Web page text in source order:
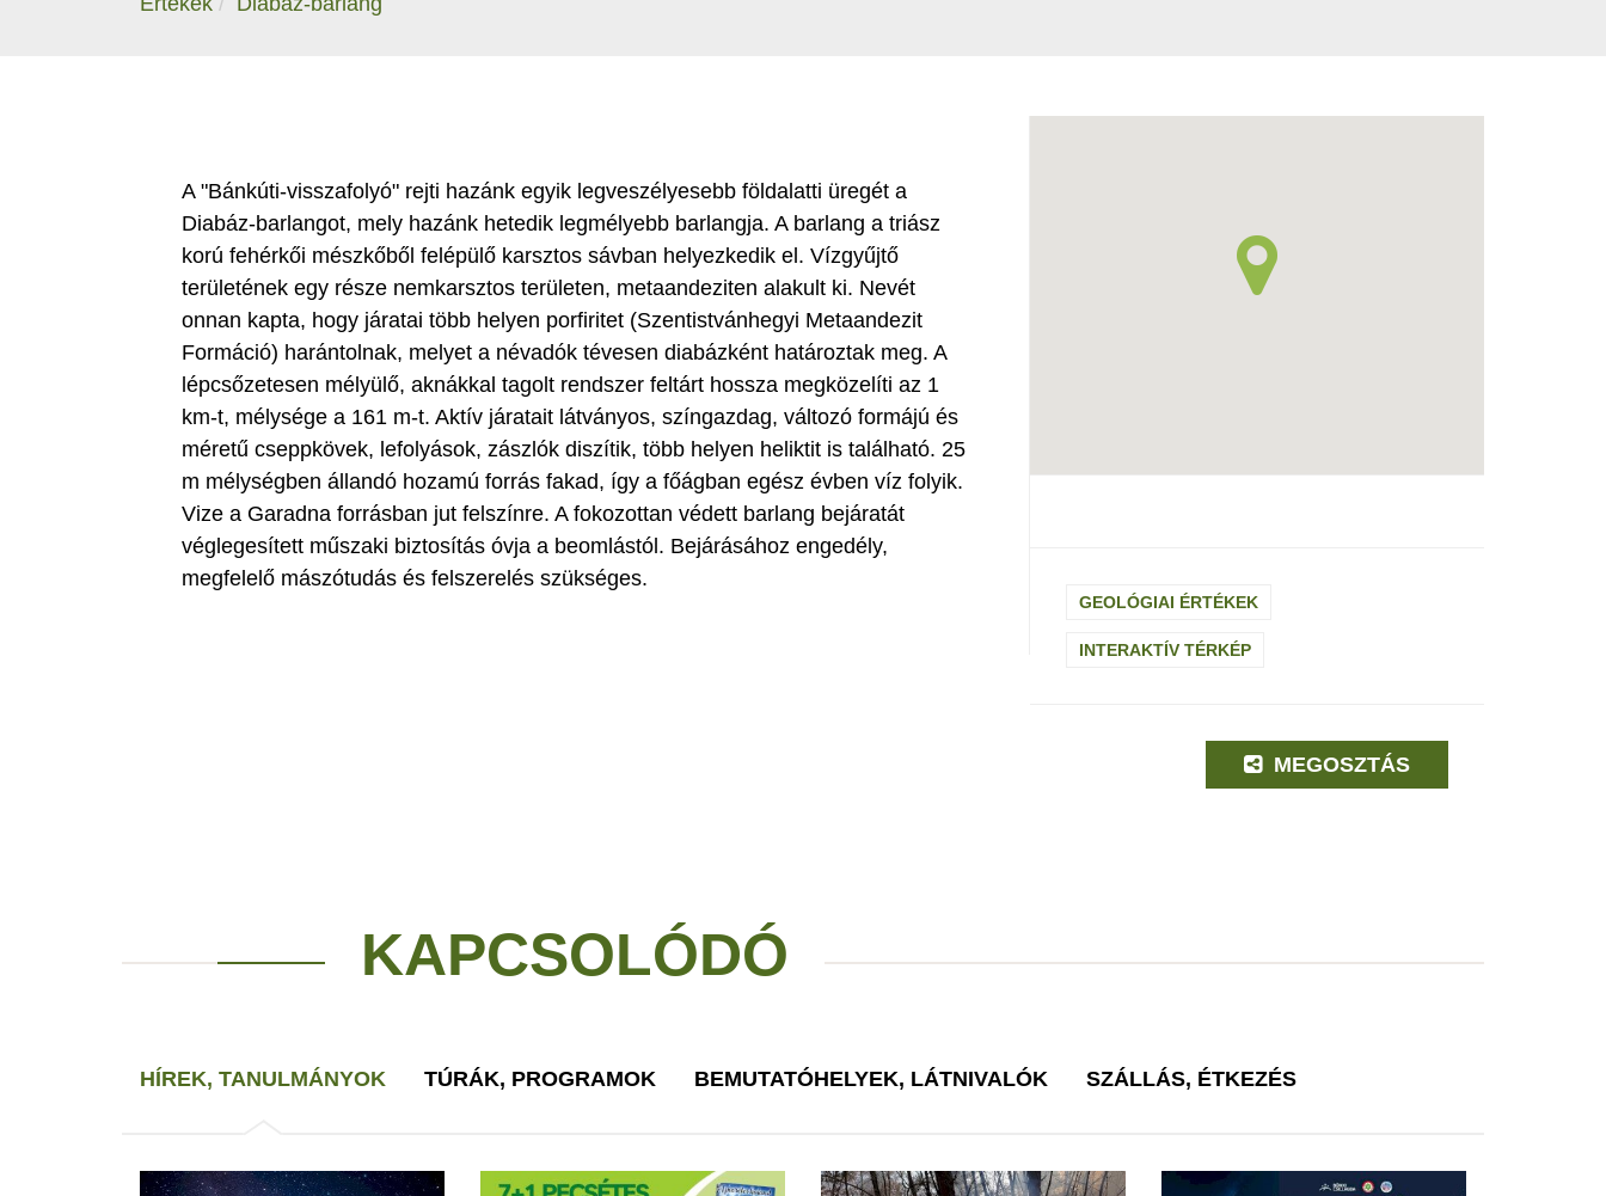
A "Bánkúti-visszafolyó" rejti hazánk egyik legveszélyesebb földalatti üregét a
Diabáz-barlangot, mely hazánk hetedik legmélyebb barlangja. A barlang a triász
korú fehérkői mészkőből felépülő karsztos sávban helyezkedik el. Vízgyűjtő
területének egy része nemkarsztos területen, metaandeziten alakult ki. Nevét
onnan kapta, hogy járatai több helyen porfiritet (Szentistvánhegyi Metaandezit
Formáció) harántolnak, melyet a névadók tévesen diabázként határoztak meg. A
lépcsőzetesen mélyülő, aknákkal tagolt rendszer feltárt hossza megközelíti az 1
km-t, mélysége a 161 m-t. Aktív járatait látványos, színgazdag, változó formájú és
méretű cseppkövek, lefolyások, zászlók diszítik, több helyen heliktit is található. 25
m mélységben állandó hozamú forrás fakad, így a főágban egész évben víz folyik.
Vize a Garadna forrásban jut felszínre. A fokozottan védett barlang bejáratát
véglegesített műszaki biztosítás óvja a beomlástól. Bejárásához engedély,
megfelelő mászótudás és felszerelés szükséges.
GEOLÓGIAI ÉRTÉKEK
INTERAKTÍV TÉRKÉP
MEGOSZTÁS
KAPCSOLÓDÓ
HÍREK, TANULMÁNYOK TÚRÁK, PROGRAMOK BEMUTATÓHELYEK, LÁTNIVALÓK SZÁLLÁS, ÉTKEZÉS